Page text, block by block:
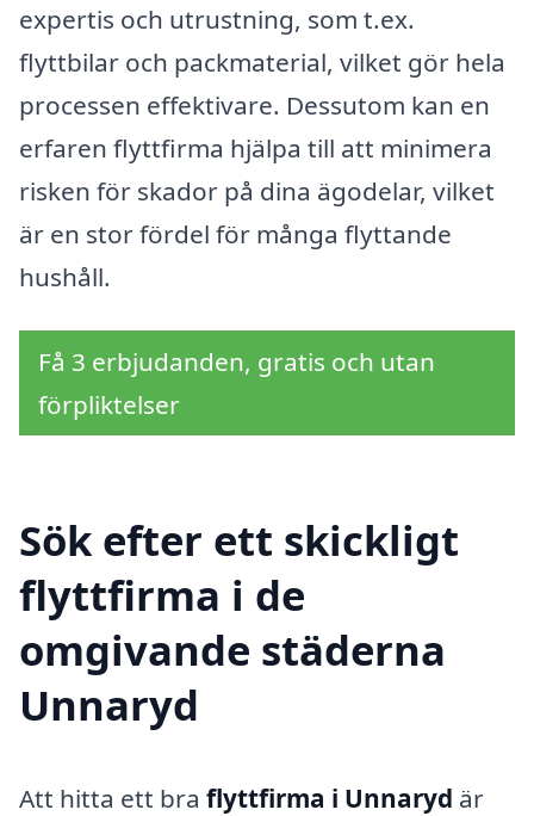
expertis och utrustning, som t.ex.
flyttbilar och packmaterial, vilket gör hela
processen effektivare. Dessutom kan en
erfaren flyttfirma hjälpa till att minimera
risken för skador på dina ägodelar, vilket
är en stor fördel för många flyttande
hushåll.
Få 3 erbjudanden, gratis och utan
förpliktelser
Sök efter ett skickligt
flyttfirma i de
omgivande städerna
Unnaryd
Att hitta ett bra flyttfirma i Unnaryd är